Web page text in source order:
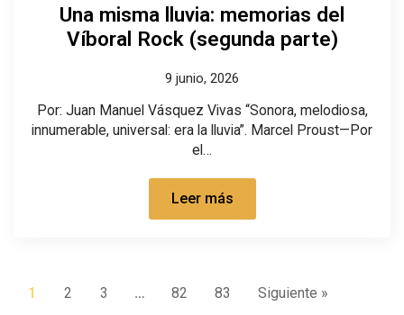
Una misma lluvia: memorias del
Víboral Rock (segunda parte)
9 junio, 2026
Por: Juan Manuel Vásquez Vivas “Sonora, melodiosa,
innumerable, universal: era la lluvia”. Marcel Proust—Por
el…
Leer más
1 2 3 … 82 83 Siguiente »